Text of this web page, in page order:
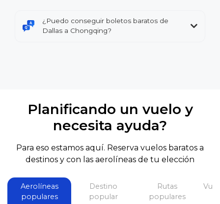
¿Puedo conseguir boletos baratos de
Dallas a Chongqing?
Planificando un vuelo y
necesita ayuda?
Para eso estamos aquí. Reserva vuelos baratos a
destinos y con las aerolíneas de tu elección
Aerolíneas
populares
Destino
popular
Rutas
populares